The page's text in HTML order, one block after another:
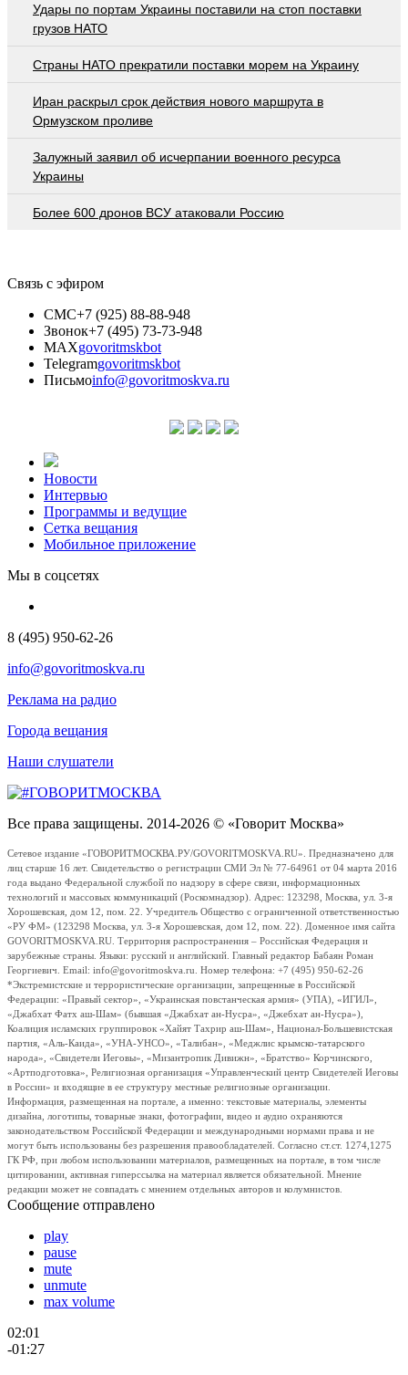
Удары по портам Украины поставили на стоп поставки
грузов НАТО
Страны НАТО прекратили поставки морем на Украину
Иран раскрыл срок действия нового маршрута в
Ормузском проливе
Залужный заявил об исчерпании военного ресурса
Украины
Более 600 дронов ВСУ атаковали Россию
Связь с эфиром
СМС+7 (925) 88-88-948
Звонок+7 (495) 73-73-948
MAXgovoritmskbot
Telegramgovoritmskbot
Письмоinfo@govoritmoskva.ru
Новости
Интервью
Программы и ведущие
Сетка вещания
Мобильное приложение
Мы в соцсетях
8 (495) 950-62-26
info@govoritmoskva.ru
Реклама на радио
Города вещания
Наши слушатели
Все права защищены. 2014-2026 © «Говорит Москва»
Сетевое издание «ГОВОРИТМОСКВА.РУ/GOVORITMOSKVA.RU». Предназначено для
лиц старше 16 лет. Свидетельство о регистрации СМИ Эл № 77-64961 от 04 марта 2016
года выдано Федеральной службой по надзору в сфере связи, информационных
технологий и массовых коммуникаций (Роскомнадзор). Адрес: 123298, Москва, ул. 3-я
Хорошевская, дом 12, пом. 22. Учредитель Общество с ограниченной ответственностью
«РУ ФМ» (123298 Москва, ул. 3-я Хорошевская, дом 12, пом. 22). Доменное имя сайта
GOVORITMOSKVA.RU. Территория распространения – Российская Федерация и
зарубежные страны. Языки: русский и английский. Главный редактор Бабаян Роман
Георгиевич. Email: info@govoritmoskva.ru. Номер телефона: +7 (495) 950-62-26
*Экстремистские и террористические организации, запрещенные в Российской
Федерации: «Правый сектор», «Украинская повстанческая армия» (УПА), «ИГИЛ»,
«Джабхат Фатх аш-Шам» (бывшая «Джабхат ан-Нусра», «Джебхат ан-Нусра»),
Коалиция исламских группировок «Хайят Тахрир аш-Шам», Национал-Большевистская
партия, «Аль-Каида», «УНА-УНСО», «Талибан», «Меджлис крымско-татарского
народа», «Свидетели Иеговы», «Мизантропик Дивижн», «Братство» Корчинского,
«Артподготовка», Религиозная организация «Управленческий центр Свидетелей Иеговы
в России» и входящие в ее структуру местные религиозные организации.
Информация, размещенная на портале, а именно: текстовые материалы, элементы
дизайна, логотипы, товарные знаки, фотографии, видео и аудио охраняются
законодательством Российской Федерации и международными нормами права и не
могут быть использованы без разрешения правообладателей. Согласно ст.ст. 1274,1275
ГК РФ, при любом использовании материалов, размещенных на портале, в том числе
цитировании, активная гиперссылка на материал является обязательной. Мнение
редакции может не совпадать с мнением отдельных авторов и колумнистов.
Сообщение отправлено
play
pause
mute
unmute
max volume
02:01
-01:27